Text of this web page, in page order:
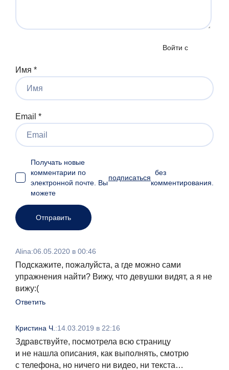
Alina:06.05.2020 в 00:46
Подскажите, пожалуйста, а где можно сами
упражнения найти? Вижу, что девушки видят, а я не
вижу:(
Ответить
Кристина Ч. :14.03.2019 в 22:16
Здравствуйте, посмотрела всю страницу
и не нашла описания, как выполнять, смотрю
с телефона, но ничего ни видео, ни текста…
Войти с
Имя *
Email *
Получать новые
комментарии по
электронной почте. Вы
можете
подписаться
без
комментирования.